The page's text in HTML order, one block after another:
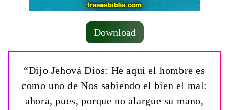
Download
“Dijo Jehová Dios: He aquí el hombre es
como uno de Nos sabiendo el bien el mal:
ahora, pues, porque no alargue su mano,